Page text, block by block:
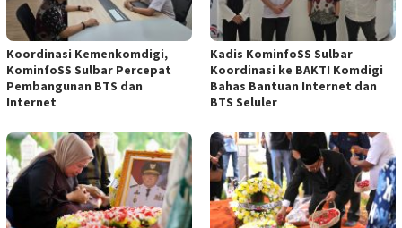
Koordinasi Kemenkomdigi,
KominfoSS Sulbar Percepat
Pembangunan BTS dan
Internet
Kadis KominfoSS Sulbar
Koordinasi ke BAKTI Komdigi
Bahas Bantuan Internet dan
BTS Seluler